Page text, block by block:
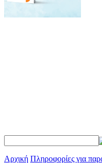
Αρχική Πληροφορίες για